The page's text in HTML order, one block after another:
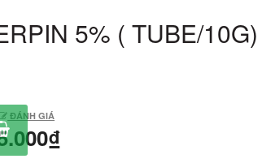
5% ( TUBE/10G)
ĐÁNH GIÁ